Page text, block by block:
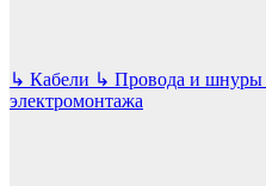
↳ Кабели ↳ Провода и шнуры
электромонтажа